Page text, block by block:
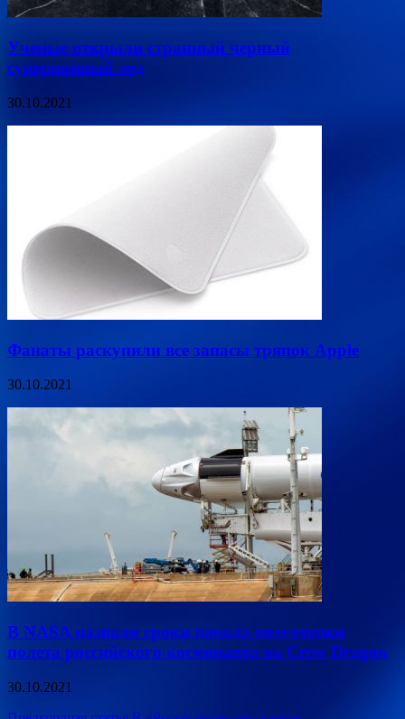
Ученые открыли странный черный
суперионный лед
30.10.2021
Фанаты раскупили все запасы тряпок Apple
30.10.2021
В NASA назвали сроки начала подготовки
полета российского космонавта на Crew Dragon
30.10.2021